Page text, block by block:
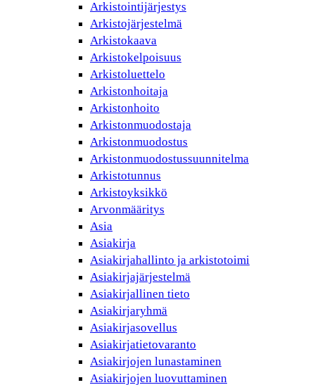
Arkistointijärjestys
Arkistojärjestelmä
Arkistokaava
Arkistokelpoisuus
Arkistoluettelo
Arkistonhoitaja
Arkistonhoito
Arkistonmuodostaja
Arkistonmuodostus
Arkistonmuodostussuunnitelma
Arkistotunnus
Arkistoyksikkö
Arvonmääritys
Asia
Asiakirja
Asiakirjahallinto ja arkistotoimi
Asiakirjajärjestelmä
Asiakirjallinen tieto
Asiakirjaryhmä
Asiakirjasovellus
Asiakirjatietovaranto
Asiakirjojen lunastaminen
Asiakirjojen luovuttaminen